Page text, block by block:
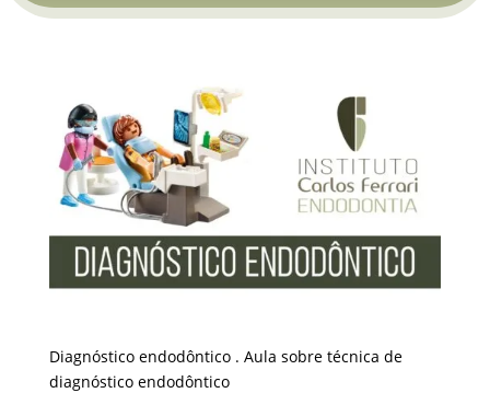
Diagnóstico endodôntico . Aula sobre técnica de
diagnóstico endodôntico